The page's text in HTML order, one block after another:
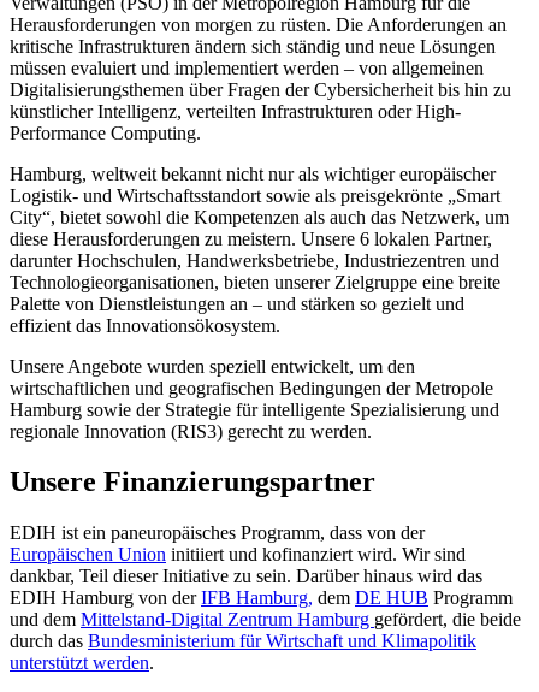
Herausforderungen von morgen zu rüsten. Die Anforderungen an
kritische Infrastrukturen ändern sich ständig und neue Lösungen
müssen evaluiert und implementiert werden – von allgemeinen
Digitalisierungsthemen über Fragen der Cybersicherheit bis hin zu
künstlicher Intelligenz, verteilten Infrastrukturen oder High-
Performance Computing.
Hamburg, weltweit bekannt nicht nur als wichtiger europäischer
Logistik- und Wirtschaftsstandort sowie als preisgekrönte „Smart
City“, bietet sowohl die Kompetenzen als auch das Netzwerk, um
diese Herausforderungen zu meistern. Unsere 6 lokalen Partner,
darunter Hochschulen, Handwerksbetriebe, Industriezentren und
Technologieorganisationen, bieten unserer Zielgruppe eine breite
Palette von Dienstleistungen an – und stärken so gezielt und
effizient das Innovationsökosystem.
Unsere Angebote wurden speziell entwickelt, um den
wirtschaftlichen und geografischen Bedingungen der Metropole
Hamburg sowie der Strategie für intelligente Spezialisierung und
regionale Innovation (RIS3) gerecht zu werden.
Unsere Finanzierungspartner
EDIH ist ein paneuropäisches Programm, dass von der
Europäischen Union initiiert und kofinanziert wird. Wir sind
dankbar, Teil dieser Initiative zu sein. Darüber hinaus wird das
EDIH Hamburg von derIFB Hamburg, dem DE HUB Programm
und dem Mittelstand-Digital Zentrum Hamburg gefördert, die beide
durch das Bundesministerium für Wirtschaft und Klimapolitik
unterstützt werden.